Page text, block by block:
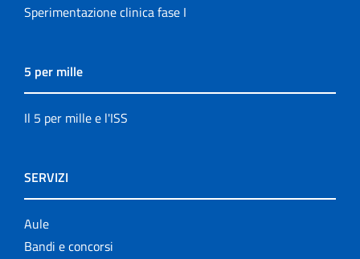
Sperimentazione clinica fase I
5 per mille
Il 5 per mille e l'ISS
SERVIZI
Aule
Bandi e concorsi